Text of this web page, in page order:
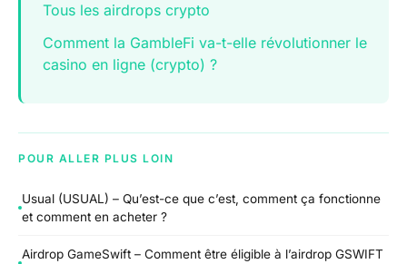
Tous les airdrops crypto
Comment la GambleFi va-t-elle révolutionner le
casino en ligne (crypto) ?
POUR ALLER PLUS LOIN
Usual (USUAL) – Qu’est-ce que c’est, comment ça fonctionne
et comment en acheter ?
Airdrop GameSwift – Comment être éligible à l’airdrop GSWIFT